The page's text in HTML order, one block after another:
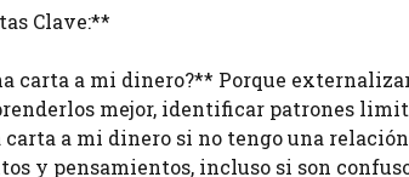
Clave:**
carta a mi dinero?** Porque
mejor, identificar patrones
a mi dinero si no tengo una
y pensamientos, incluso si son